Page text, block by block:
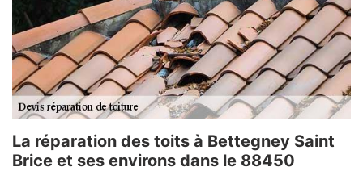
La réparation des toits à Bettegney Saint
Brice et ses environs dans le 88450